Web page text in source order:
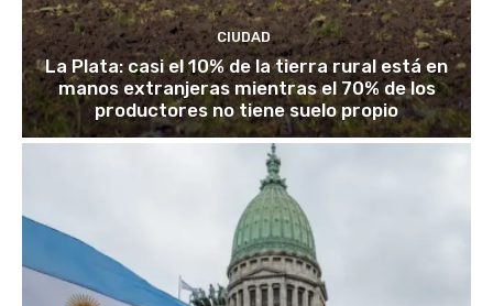
CIUDAD
La Plata: casi el 10% de la tierra rural está en
manos extranjeras mientras el 70% de los
productores no tiene suelo propio